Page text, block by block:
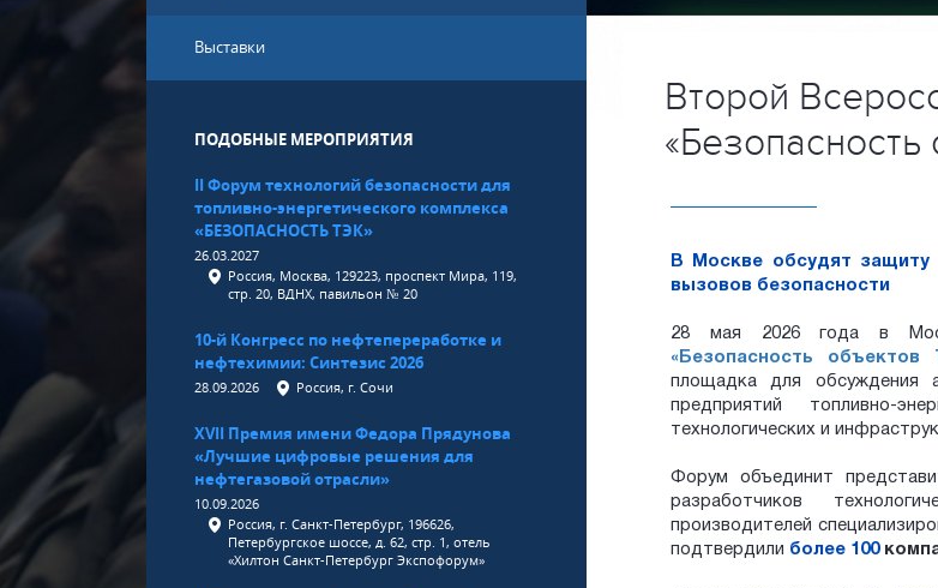
Выставки
ПОДОБНЫЕ МЕРОПРИЯТИЯ
II Форум технологий безопасности для
топливно-энергетического комплекса
«БЕЗОПАСНОСТЬ ТЭК»
26.03.2027
Россия, Москва, 129223, проспект Мира, 119,
стр. 20, ВДНХ, павильон № 20
10-й Конгресс по нефтепереработке и
нефтехимии: Синтезис 2026
28.09.2026 Россия, г. Сочи
XVII Премия имени Федора Прядунова
«Лучшие цифровые решения для
нефтегазовой отрасли»
10.09.2026
Россия, г. Санкт-Петербург, 196626,
Петербургское шоссе, д. 62, стр. 1, отель
«Хилтон Санкт-Петербург Экспофорум»
Второй
В Москве обсудят
вызовов безопасности
28 мая 2026 года в
«Безопасность объектов
площадка для обсуждения
предприятий топливно-
технологических и
Форум объединит
разработчиков
производителей
подтвердили более 100